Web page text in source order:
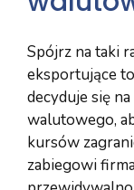
Spójrz na taki
eksportujące
decyduje się
walutowego,
kursów
zabiegowi